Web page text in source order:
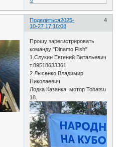
Поделиться 4
2025-
10-27 17:16:08
Прошу зарегистрировать
команду "Dinamo Fish"
1.Слукин Евгений Витальевич
т.89518633361
2.Лысенко Владимир
Николаевич
Лодка Казанка, мотор Tohatsu
18.